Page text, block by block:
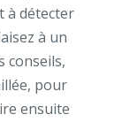
à détecter
à un
conseils,
pour
ensuite